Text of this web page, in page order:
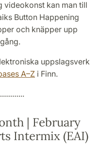
videokonst kan man till
Button Happening
och knäpper upp
uppslagsverk
A–Z i Finn.
| February
Intermix (EAI)